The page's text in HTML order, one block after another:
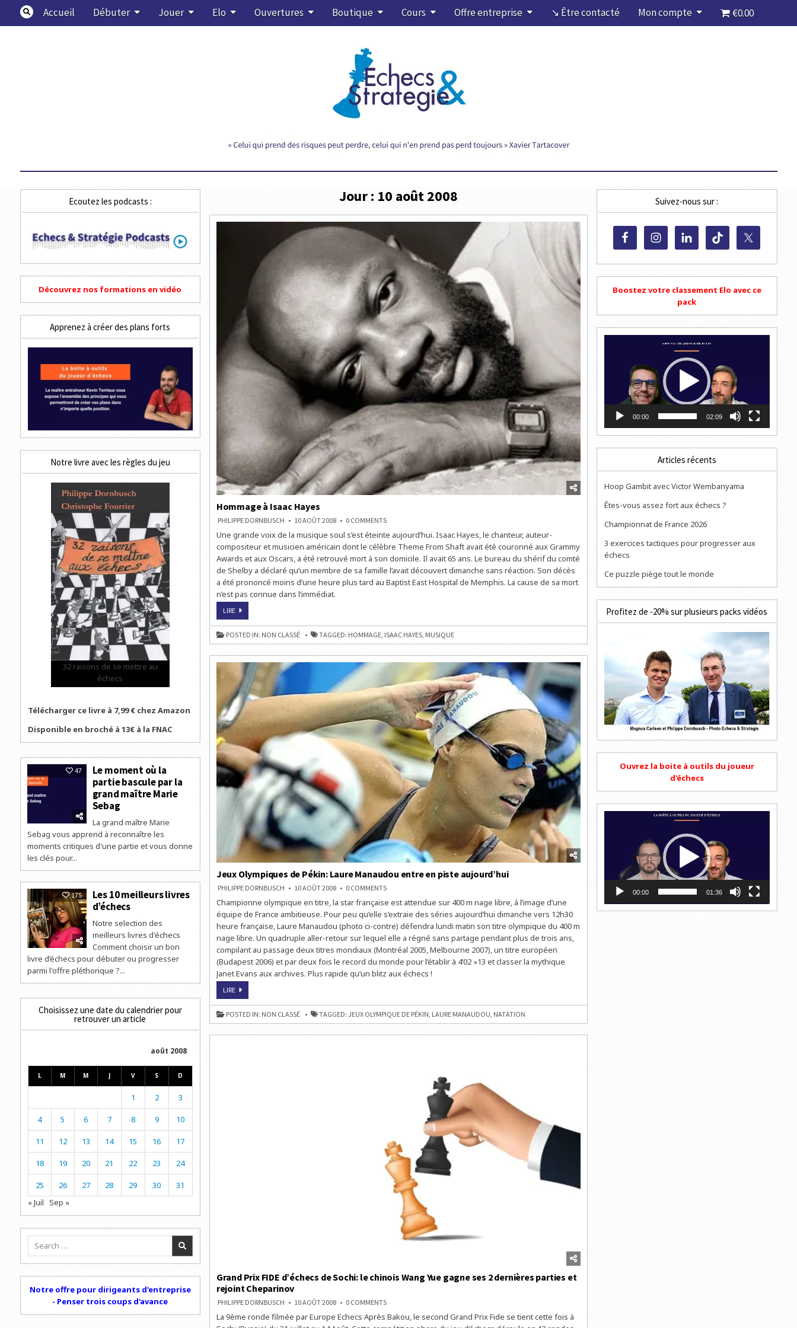
content
Accueil Débuter Jouer Elo Ouvertures Boutique Cours Offre entreprise ↘ Être contacté Mon compte €0.00
Jour : 10 août 2008
Hommage à Isaac Hayes
PHILIPPE DORNBUSCH 10 AOÛT 2008 0 COMMENTSON
À
ISAAC
HAYES
Une grande voix de la musique soul s’est éteinte aujourd’hui. Isaac Hayes, le chanteur, auteur-
compositeur et musicien américain dont le célèbre Theme From Shaft avait été couronné aux Grammy
Awards et aux Oscars, a été retrouvé mort à son domicile. Il avait 65 ans. Le bureau du shérif du comté
de Shelby a déclaré qu’un membre de sa famille l’avait découvert dimanche sans réaction. Son décès
a été prononcé moins d’une heure plus tard au Baptist East Hospital de Memphis. La cause de sa mort
n’est pas connue dans l’immédiat.
LIREHOMMAGE
ISAAC
HAYES
POSTED IN: NON CLASSÉ TAGGED: HOMMAGE, ISAAC HAYES, MUSIQUE
Jeux Olympiques de Pékin: Laure Manaudou entre en piste aujourd’hui
PHILIPPE DORNBUSCH 10 AOÛT 2008 0 COMMENTSON
OLYMPIQUES
PÉKIN:
LAURE
MANAUDOU
ENTRE
PISTE
AUJOURD’HUI
Championne olympique en titre, la star française est attendue sur 400 m nage libre, à l’image d’une
équipe de France ambitieuse. Pour peu qu’elle s’extraie des séries aujourd’hui dimanche vers 12h30
heure française, Laure Manaudou (photo ci-contre) défendra lundi matin son titre olympique du 400 m
nage libre. Un quadruple aller-retour sur lequel elle a régné sans partage pendant plus de trois ans,
compilant au passage deux titres mondiaux (Montréal 2005, Melbourne 2007), un titre européen
(Budapest 2006) et par deux fois le record du monde pour l’établir à 4’02 »13 et classer la mythique
Janet Evans aux archives. Plus rapide qu’un blitz aux échecs !
LIREJEUX
DE
PÉKIN:
LAURE
MANAUDOU
POSTED IN: NON CLASSÉ TAGGED: JEUX OLYMPIQUE DE PÉKIN LAURE MANAUDOU NATATION
Grand Prix FIDE d’échecs de Sochi: le chinois Wang Yue gagne ses 2 dernières parties et
rejoint Cheparinov
PHILIPPE DORNBUSCH 10 AOÛT 2008 0 COMMENTSON
PRIX
FIDE
La 9ème ronde filmée par Europe Echecs Après Bakou, le second Grand Prix Fide se tient cette fois à
Ecoutez les podcasts :
Découvrez nos formations en vidéo
Apprenez à créer des plans forts
Notre livre avec les règles du jeu
32 raisons de se mettre au
échecs
Télécharger ce livre à 7,99 € chez Amazon
Disponible en broché à 13€ à la FNAC
47
Le moment où la
partie bascule par la
grand maître Marie
Sebag
La grand maître Marie
Sebag vous apprend à reconnaître les
moments critiques d'une partie et vous donne
les clés pour...
175
Les 10 meilleurs livres
d’échecs
Notre selection des
meilleurs livres d'échecs
Comment choisir un bon
livre d’échecs pour débuter ou progresser
parmi l'offre pléthorique ?...
Choisissez une date du calendrier pour
retrouver un article
août 2008
L M M J V S D
1 2 3
4 5 6 7 8 9 10
11 12 13 14 15 16 17
18 19 20 21 22 23 24
25 26 27 28 29 30
31
« Juil Sep »
Search
Notre offre pour dirigeants d'entreprise
- Penser trois coups d'avance
Suivez-nous sur :
Boostez votre classement Elo avec ce
pack
00:00 02:09
Articles récents
Hoop Gambit avec Victor Wembanyama
Êtes-vous assez fort aux échecs ?
Championnat de France 2026
3 exercices tactiques pour progresser aux
échecs
Ce puzzle piège tout le monde
Profitez de -20% sur plusieurs packs vidéos
Ouvrez la boite à outils du joueur
d'échecs
00:00 01:36